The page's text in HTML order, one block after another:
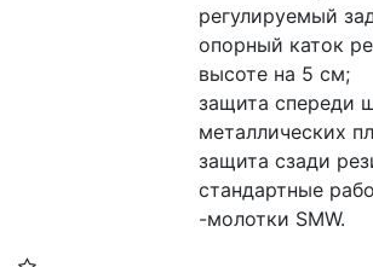
регулируемый
опорный каток
высоте на 5 см;
защита спереди
металлических
защита сзади
стандартные
-молотки SMW.